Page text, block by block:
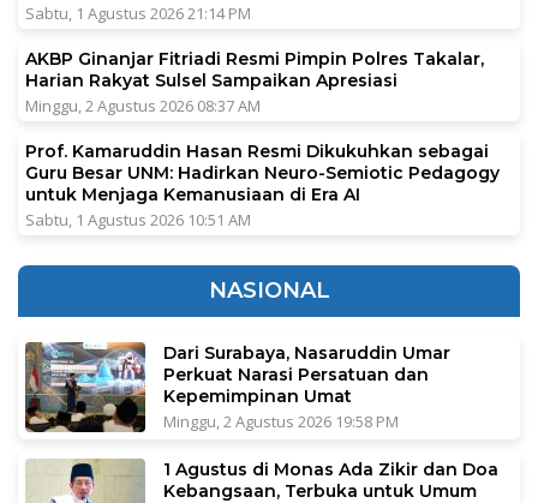
Sabtu, 1 Agustus 2026 21:14 PM
AKBP Ginanjar Fitriadi Resmi Pimpin Polres Takalar,
Harian Rakyat Sulsel Sampaikan Apresiasi
Minggu, 2 Agustus 2026 08:37 AM
Prof. Kamaruddin Hasan Resmi Dikukuhkan sebagai
Guru Besar UNM: Hadirkan Neuro-Semiotic Pedagogy
untuk Menjaga Kemanusiaan di Era AI
Sabtu, 1 Agustus 2026 10:51 AM
NASIONAL
Dari Surabaya, Nasaruddin Umar
Perkuat Narasi Persatuan dan
Kepemimpinan Umat
Minggu, 2 Agustus 2026 19:58 PM
1 Agustus di Monas Ada Zikir dan Doa
Kebangsaan, Terbuka untuk Umum